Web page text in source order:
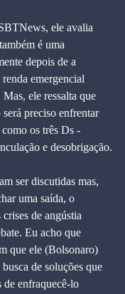
ele avalia
é uma
depois de a
emergencial
ele ressalta que
preciso enfrentar
os três Ds -
e desobrigação.
ser discutidas mas,
uma saída, o
crises de angústia
Eu acho que
que ele (Bolsonaro)
de soluções que
enfraquecê-lo